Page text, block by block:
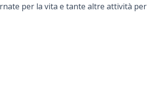
per la vita e tante altre attività per